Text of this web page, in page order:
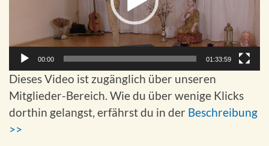
00:00 01:33:59
Dieses Video ist zugänglich über unseren
Mitglieder-Bereich. Wie du über wenige Klicks
dorthin gelangst, erfährst du in der Beschreibung
>>